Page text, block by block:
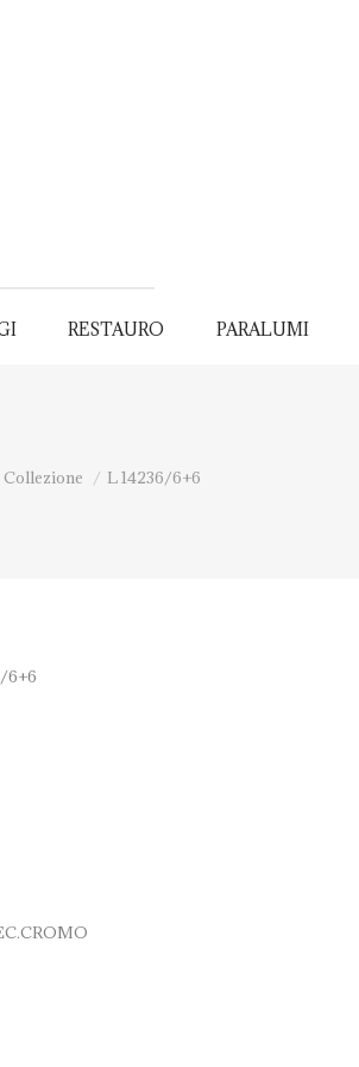
RESTAURO PARALUMI
Collezione L 14236/6+6
6+6